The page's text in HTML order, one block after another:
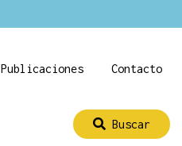
Publicaciones Contacto
Buscar